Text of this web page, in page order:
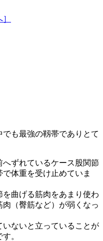
でも最強の靱帯でありとて
ずれているケース股関節
体重を受け止めていま
曲げる筋肉をあまり使わ
（臀筋など）が弱くなっ
ないと立っていることが
。